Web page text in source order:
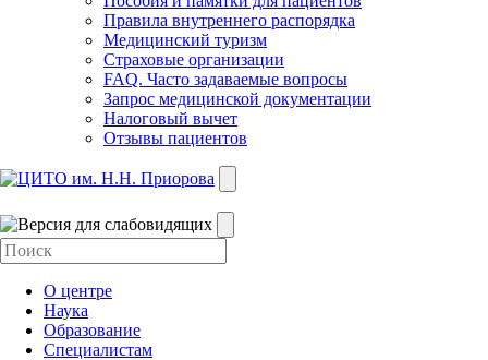
Правила внутреннего распорядка
Медицинский туризм
Страховые организации
FAQ. Часто задаваемые вопросы
Запрос медицинской документации
Налоговый вычет
Отзывы пациентов
О центре
Наука
Образование
Специалистам